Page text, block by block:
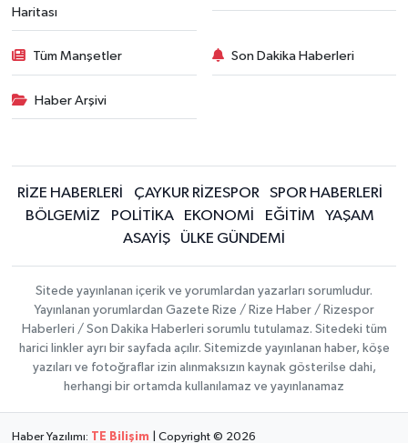
Haritası
Tüm Manşetler Son Dakika Haberleri
Haber Arşivi
RİZE HABERLERİ ÇAYKUR RİZESPOR
SPOR HABERLERİ
BÖLGEMİZ
POLİTİKA EKONOMİ EĞİTİM
YAŞAM
ASAYİŞ
ÜLKE GÜNDEMİ
Sitede yayınlanan içerik ve yorumlardan yazarları sorumludur.
Yayınlanan yorumlardan Gazete Rize / Rize Haber / Rizespor
Haberleri / Son Dakika Haberleri sorumlu tutulamaz. Sitedeki tüm
harici linkler ayrı bir sayfada açılır. Sitemizde yayınlanan haber, köşe
yazıları ve fotoğraflar izin alınmaksızın kaynak gösterilse dahi,
herhangi bir ortamda kullanılamaz ve yayınlanamaz
Haber Yazılımı: TE Bilişim | Copyright © 2026